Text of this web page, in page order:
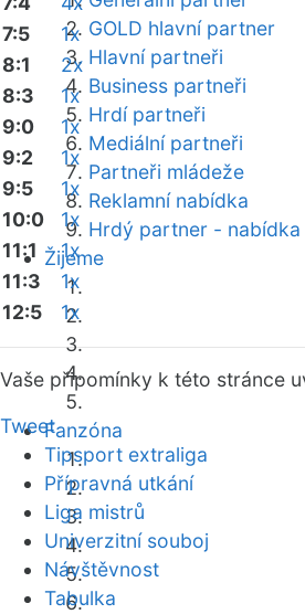
GOLD hlavní partner
Hlavní partneři
Business partneři
Hrdí partneři
Mediální partneři
Partneři mládeže
Reklamní nabídka
Hrdý partner - nabídka
Žijeme
Fanzóna
7:5
1x
8:1
2x
8:3
1x
9:0
1x
9:2
1x
9:5
1x
10:0
1x
11:1
1x
11:3
1x
12:5
1x
Vaše připomínky k této stránce
Tweet
Tipsport extraliga
Přípravná utkání
Liga mistrů
Univerzitní souboj
Návštěvnost
Tabulka